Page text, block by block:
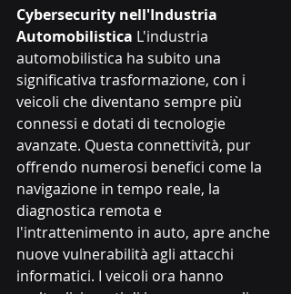
Cybersecurity nell'Industria
Automobilistica L'industria
automobilistica ha subito una
significativa trasformazione, con i
veicoli che diventano sempre più
connessi e dotati di tecnologie
avanzate. Questa connettività, pur
offrendo numerosi benefici come la
navigazione in tempo reale, la
diagnostica remota e
l'intrattenimento in auto, apre anche
nuove vulnerabilità agli attacchi
informatici. I veicoli ora hanno